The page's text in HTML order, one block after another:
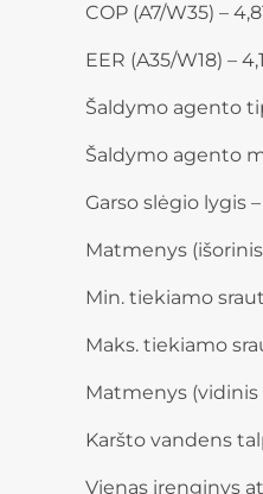
COP (A7/W35) –
EER (A35/W18) –
Šaldymo agento
Šaldymo agento
Garso slėgio lygis
Matmenys
Min. tiekiamo
Maks. tiekiamo
Matmenys (vidinis
Karšto vandens
Vienas įrenginys